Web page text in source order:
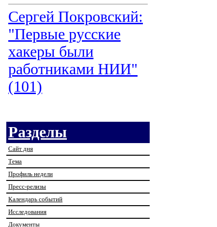
Сергей Покровский:
"Первые русские
хакеры были
работниками НИИ"
(101)
Разделы
Сайт дня
Тема
Профиль недели
Пресс-релизы
Календарь событий
Исследования
Документы